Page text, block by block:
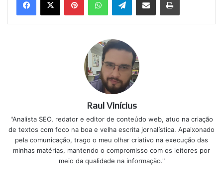
Raul Vinícius
"Analista SEO, redator e editor de conteúdo web, atuo na criação
de textos com foco na boa e velha escrita jornalística. Apaixonado
pela comunicação, trago o meu olhar criativo na execução das
minhas matérias, mantendo o compromisso com os leitores por
meio da qualidade na informação."